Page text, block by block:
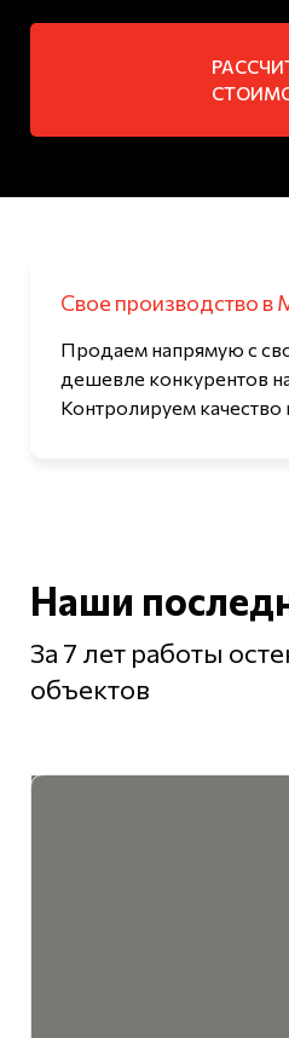
Свое производство в
Продаем напрямую с
дешевле конкурентов
Контролируем качество
Наши
За 7 лет работы
объектов